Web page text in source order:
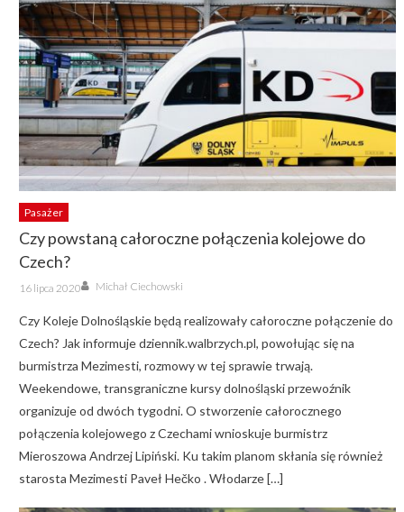
Pasażer
Czy powstaną całoroczne połączenia kolejowe do
Czech?
Posted
on
16 lipca 2020 Author
Michał Ciechowski
Czy Koleje Dolnośląskie będą realizowały całoroczne połączenie do
Czech? Jak informuje dziennik.walbrzych.pl, powołując się na
burmistrza Mezimesti, rozmowy w tej sprawie trwają.
Weekendowe, transgraniczne kursy dolnośląski przewoźnik
organizuje od dwóch tygodni. O stworzenie całorocznego
połączenia kolejowego z Czechami wnioskuje burmistrz
Mieroszowa Andrzej Lipiński. Ku takim planom skłania się również
starosta Mezimesti Paveł Hečko . Włodarze […]